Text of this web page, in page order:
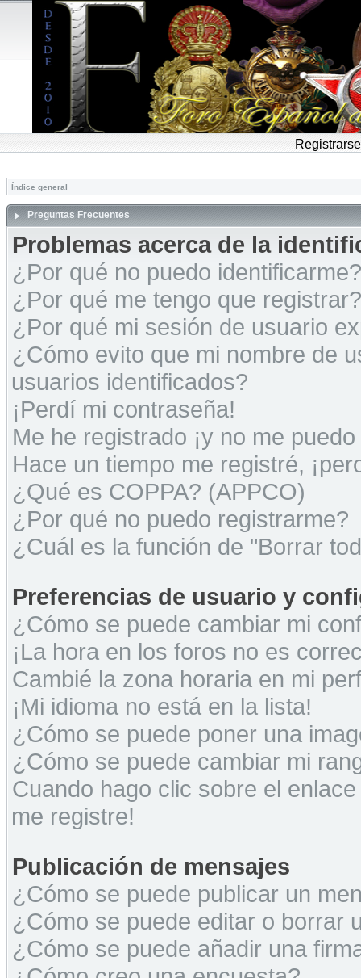
Registrarse
Índice general
Preguntas Frecuentes
Problemas acerca de la
¿Por qué no puedo identificarme?
¿Por qué me tengo que registrar?
¿Por qué mi sesión de usuario
¿Cómo evito que mi nombre de
usuarios identificados?
¡Perdí mi contraseña!
Me he registrado ¡y no me
Hace un tiempo me registré,
¿Qué es COPPA? (APPCO)
¿Por qué no puedo registrarme?
¿Cuál es la función de "Borrar
Preferencias de usuario y
¿Cómo se puede cambiar mi
¡La hora en los foros no es
Cambié la zona horaria en mi
¡Mi idioma no está en la lista!
¿Cómo se puede poner una
¿Cómo se puede cambiar mi
Cuando hago clic sobre el
me registre!
Publicación de mensajes
¿Cómo se puede publicar un
¿Cómo se puede editar o borrar
¿Cómo se puede añadir una